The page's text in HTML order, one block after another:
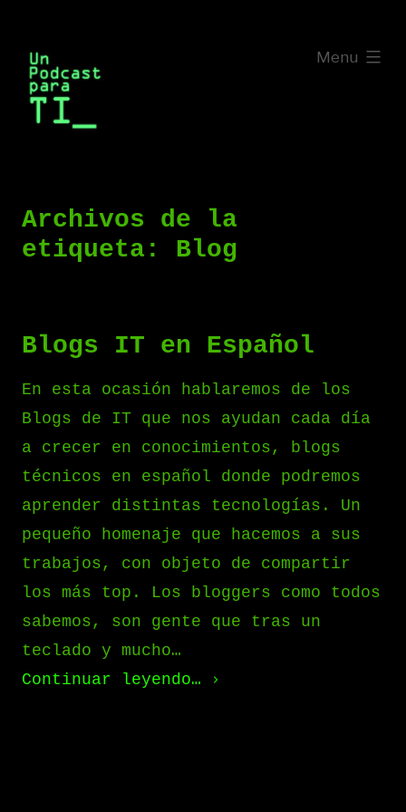
contenido
Menu
expanded
Archivos de la
etiqueta: Blog
Blogs IT en Español
En esta ocasión hablaremos de los
Blogs de IT que nos ayudan cada día
a crecer en conocimientos, blogs
técnicos en español donde podremos
aprender distintas tecnologías. Un
pequeño homenaje que hacemos a sus
trabajos, con objeto de compartir
los más top. Los bloggers como todos
sabemos, son gente que tras un
teclado y mucho…
Continuar leyendo…